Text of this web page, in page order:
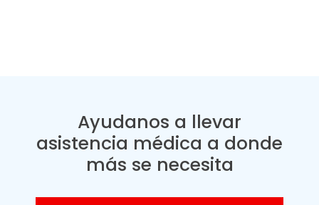
Ayudanos a llevar
asistencia médica a donde
más se necesita